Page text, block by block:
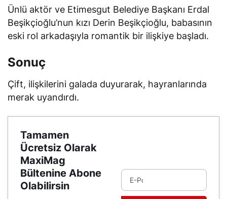
Ünlü aktör ve Etimesgut Belediye Başkanı Erdal
Beşikçioğlu’nun kızı Derin Beşikçioğlu, babasının
eski rol arkadaşıyla romantik bir ilişkiye başladı.
Sonuç
Çift, ilişkilerini galada duyurarak, hayranlarında
merak uyandırdı.
Tamamen
Ücretsiz Olarak
MaxiMag
Bültenine Abone
Olabilirsin